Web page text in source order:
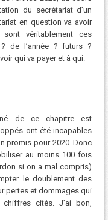
du secrétariat d’un
en question va avoir
véritablement ces
de l’année ? futurs ?
qui va payer et à qui.
de ce chapitre est
ont été incapables
promis pour 2020. Donc
au moins 100 fois
si on a mal compris)
le doublement des
pertes et dommages qui
cités. J’ai bon,